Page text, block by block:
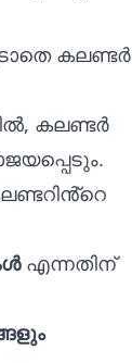
കലണ്ടർ
കലണ്ടർ
എന്നതിന്